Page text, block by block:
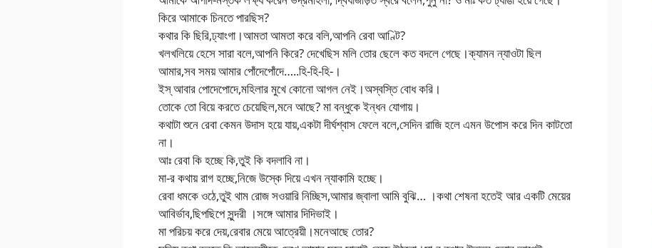
কিরে আমাকে চিনতে পারছিস?
কথার কি ছিরি,ঢ্যাংগা।আমতা আমতা করে বলি,আপনি রেবা আণ্টি?
খলখলিয়ে হেসে সারা বলে,আপনি কিরে? দেখেছিস মলি তোর ছেলে কত বদলে গেছে।ক্যামন ন্যাওটা ছিল
আমার,সব সময় আমার পোঁদেপোঁদে…..হি-হি-হি-।
ইস্ আবার পোদেপোদে,মহিলার মুখে কোনো আগল নেই।অস্বস্তি বোধ করি।
তোকে তো বিয়ে করতে চেয়েছিল,মনে আছে? মা বন্ধুকে ইন্ধন যোগায়।
কথাটা শুনে রেবা কেমন উদাস হয়ে যায়,একটা দীর্ঘশ্বাস ফেলে বলে,সেদিন রাজি হলে এমন উপোস করে দিন কাটতো
না।
আঃ রেবা কি হচ্ছে কি,তুই কি বদলাবি না।
মা-র কথায় রাগ হচ্ছে,নিজে উস্কে দিয়ে এখন ন্যাকামি হচ্ছে।
রেবা ধমকে ওঠে,তুই থাম রোজ সওয়ারি নিচ্ছিস,আমার জ্বালা আমি বুঝি… ।কথা শেষনা হতেই আর একটি মেয়ের
আবির্ভাব,ছিপছিপে সুন্দরী ।সঙ্গে আমার দিদিভাই।
মা পরিচয় করে দেয়,রেবার মেয়ে আত্রেয়ী।মনেআছে তোর?